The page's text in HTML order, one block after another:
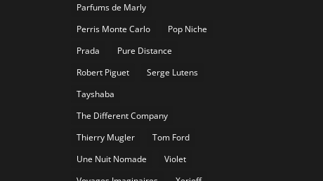
Parfums de Marly
Perris Monte Carlo
Pop Niche
Prada
Pure Distance
Robert Piguet
Serge Lutens
Tayshaba
The Different Company
Thierry Mugler
Tom Ford
Une Nuit Nomade
Violet